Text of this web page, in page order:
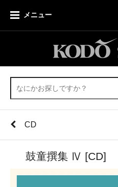
メニュー
CD
鼓童撰集 Ⅳ [CD]